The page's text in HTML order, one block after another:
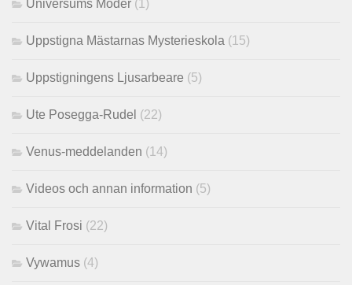
Universums Moder (1)
Uppstigna Mästarnas Mysterieskola (15)
Uppstigningens Ljusarbeare (5)
Ute Posegga-Rudel (22)
Venus-meddelanden (14)
Videos och annan information (5)
Vital Frosi (22)
Vywamus (4)